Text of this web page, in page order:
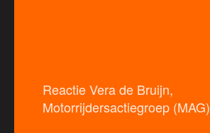
Reactie Vera de Bruijn,
Motorrijdersactiegroep (MAG)